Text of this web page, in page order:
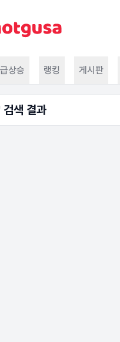
상승 랭킹 게시판
검색 결과